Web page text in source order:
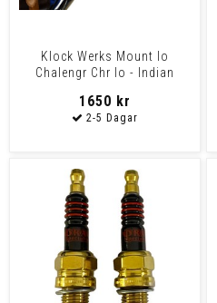
Klock Werks Mount Io
Chalengr Chr Io - Indian
1650 kr